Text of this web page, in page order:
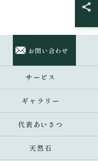
お問い合わせ
サービス
ギャラリー
代表あいさつ
天然石